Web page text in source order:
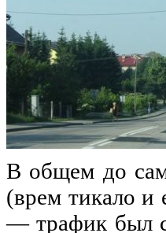
В общем до
(врем тикало и
— трафик был